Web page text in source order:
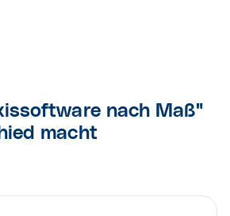
nach Maß"
macht